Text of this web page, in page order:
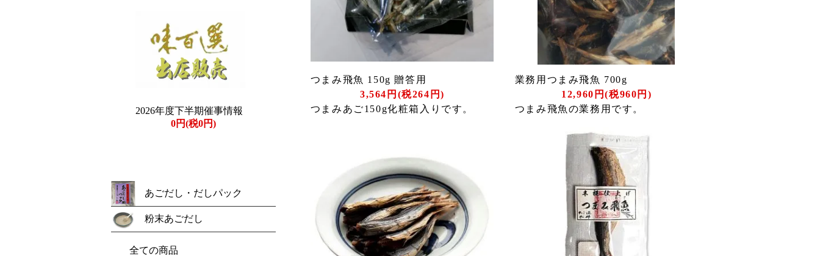
つまみ飛魚 150g 贈答用
3,564円(税264円)
つまみあご150g化粧箱入りです。
業務用つまみ飛魚 700g
12,960円(税960円)
つまみ飛魚の業務用です。
2026年度下半期催事情報
0円(税0円)
あごだし・だしパック
粉末あごだし
全ての商品